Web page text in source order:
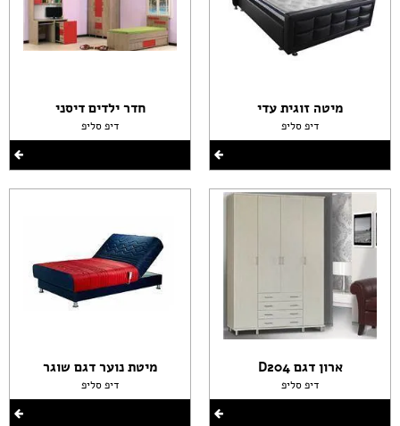
מיטה זוגית עדי
דיפ סליפ
ארון דגם D204
דיפ סליפ
חדר ילדים דיסני
דיפ סליפ
מיטת נוער דגם שוגר
דיפ סליפ